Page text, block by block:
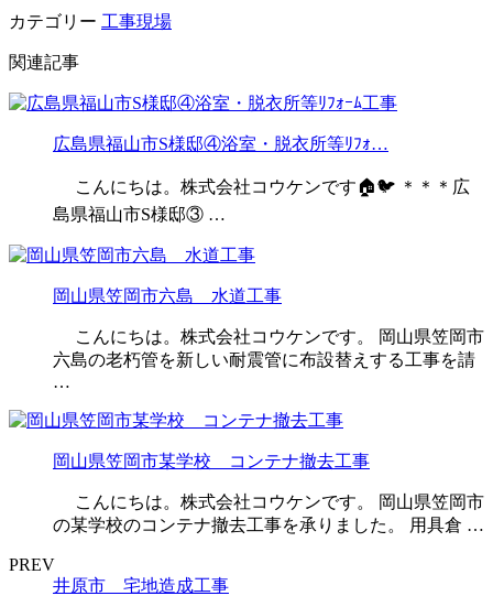
カテゴリー 工事現場
関連記事
広島県福山市S様邸④浴室・脱衣所等ﾘﾌｫ…
こんにちは。株式会社コウケンです🏠🐦 ＊＊＊広
島県福山市S様邸③ …
岡山県笠岡市六島 水道工事
こんにちは。株式会社コウケンです。 岡山県笠岡市
六島の老朽管を新しい耐震管に布設替えする工事を請
…
岡山県笠岡市某学校 コンテナ撤去工事
こんにちは。株式会社コウケンです。 岡山県笠岡市
の某学校のコンテナ撤去工事を承りました。 用具倉 …
PREV
井原市 宅地造成工事